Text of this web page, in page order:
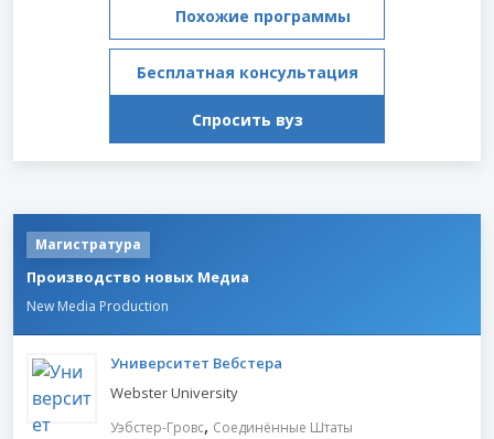
Похожие программы
Бесплатная консультация
Спросить вуз
Магистратура
Производство новых Медиа
New Media Production
Университет Вебстера
Webster University
Уэбстер-Гровс, Соединённые Штаты